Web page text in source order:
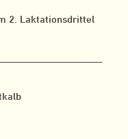
2. Laktationsdrittel